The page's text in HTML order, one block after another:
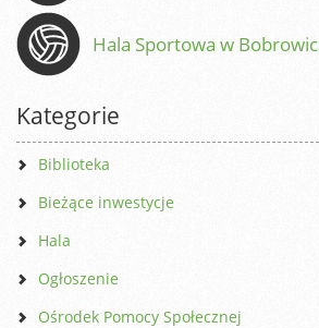
Hala Sportowa w
Kategorie
Biblioteka
Bieżące inwestycje
Hala
Ogłoszenie
Ośrodek Pomocy Społecznej